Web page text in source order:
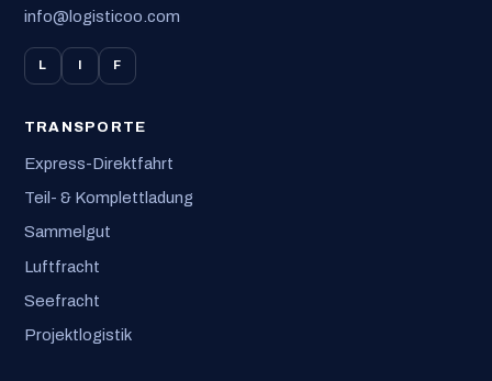
info@logisticoo.com
L F
TRANSPORTE
Express-Direktfahrt
Teil- & Komplettladung
Sammelgut
Luftfracht
Seefracht
Projektlogistik